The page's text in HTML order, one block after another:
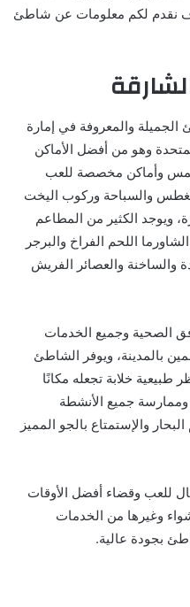
نقدم لكم معلومات عن شاطئ
والمعروفة في إمارة
وهو من أفضل الأماكن
وأماكن مخصصة للعب
الغطس والسباحة وركوب اليخت
ويوجد الكثير من المطاعم
اللحم الفراخ والبرجر
والساخنة والعصائر الفريش
الصحية وجميع الخدمات
بالمدينة، ويوفر الشاطئ
طبيعية خلابة تجعله مكانًا
وممارسة جميع الأنشطة
والإستمتاع بالجو المميز
للعب وقضاء أفضل الأوقات
وغيرها من الخدمات
بجودة عالية.